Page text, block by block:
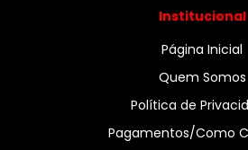
Institucional
Página Inicial
Quem Somos
Política de
Pagamentos/Como